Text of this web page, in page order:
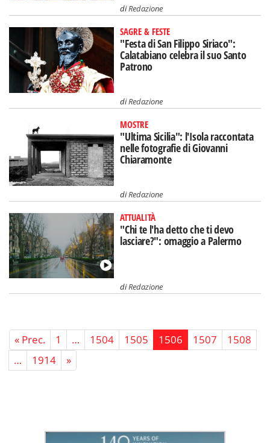
diRedazione
SAGRE & FESTE
"Festa di San Filippo Siriaco":
Calatabiano celebra il suo Santo
Patrono
diRedazione
MOSTRE
"Ultima Sicilia": l'Isola raccontata
nelle fotografie di Giovanni
Chiaramonte
diRedazione
ATTUALITÀ
"Chi te l'ha detto che ti devo
lasciare?": omaggio a Palermo
diRedazione
« Prec. 1 … 1504 1505 1506 1507
1508
…
1914 »